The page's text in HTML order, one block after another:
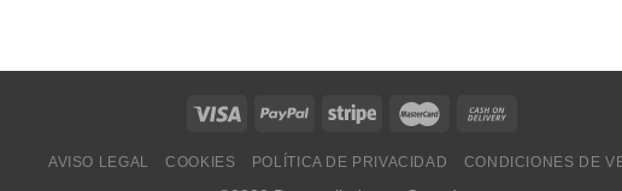
AVISO LEGAL COOKIES POLÍTICA DE PRIVACIDAD CONDICIONES DE